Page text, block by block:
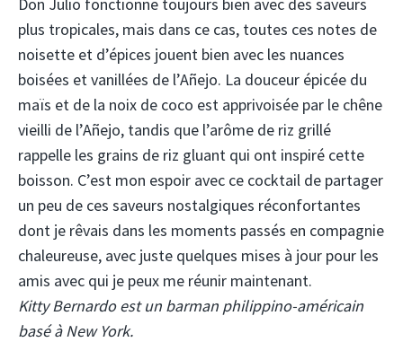
plus tropicales, mais dans ce cas, toutes ces notes de
noisette et d’épices jouent bien avec les nuances
boisées et vanillées de l’Añejo. La douceur épicée du
maïs et de la noix de coco est apprivoisée par le chêne
vieilli de l’Añejo, tandis que l’arôme de riz grillé
rappelle les grains de riz gluant qui ont inspiré cette
boisson. C’est mon espoir avec ce cocktail de partager
un peu de ces saveurs nostalgiques réconfortantes
dont je rêvais dans les moments passés en compagnie
chaleureuse, avec juste quelques mises à jour pour les
amis avec qui je peux me réunir maintenant.
Kitty Bernardo est un barman philippino-américain
basé à New York.